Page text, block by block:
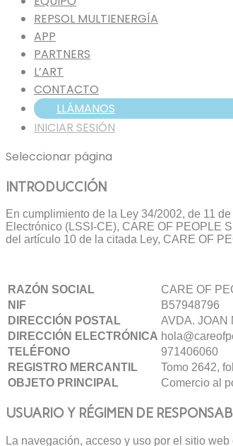
REPSOL MULTIENERGÍA
APP
PARTNERS
L’ART
CONTACTO
LLÁMANOS
INICIAR SESIÓN
Seleccionar página
INTRODUCCIÓN
En cumplimiento de la Ley 34/2002, de 11
Electrónico (LSSI-CE), CARE OF PEOPLE
del artículo 10 de la citada Ley, CARE OF
RAZÓN SOCIAL
CARE OF
NIF
B57948796
DIRECCIÓN POSTAL
AVDA. JOAN
DIRECCIÓN ELECTRÓNICA
TELÉFONO
971406060
REGISTRO MERCANTIL
Tomo 2642,
OBJETO PRINCIPAL
Comercio al
USUARIO Y RÉGIMEN DE
La navegación, acceso y uso por el sitio